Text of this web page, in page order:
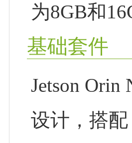
为8GB和
基础套件
Jetson
设计，搭